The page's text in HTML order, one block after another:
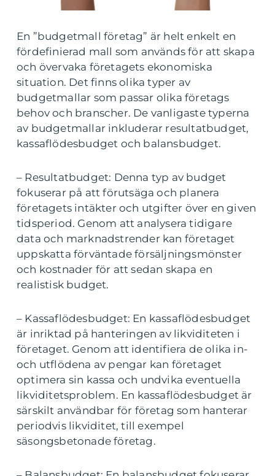
En ”budgetmall företag” är helt enkelt en
fördefinierad mall som används för att skapa
och övervaka företagets ekonomiska
situation. Det finns olika typer av
budgetmallar som passar olika företags
behov och branscher. De vanligaste typerna
av budgetmallar inkluderar resultatbudget,
kassaflödesbudget och balansbudget.
– Resultatbudget: Denna typ av budget
fokuserar på att förutsäga och planera
företagets intäkter och utgifter över en given
tidsperiod. Genom att analysera tidigare
data och marknadstrender kan företaget
uppskatta förväntade försäljningsmönster
och kostnader för att sedan skapa en
realistisk budget.
– Kassaflödesbudget: En kassaflödesbudget
är inriktad på hanteringen av likviditeten i
företaget. Genom att identifiera de olika in-
och utflödena av pengar kan företaget
optimera sin kassa och undvika eventuella
likviditetsproblem. En kassaflödesbudget är
särskilt användbar för företag som hanterar
periodvis likviditet, till exempel
säsongsbetonade företag.